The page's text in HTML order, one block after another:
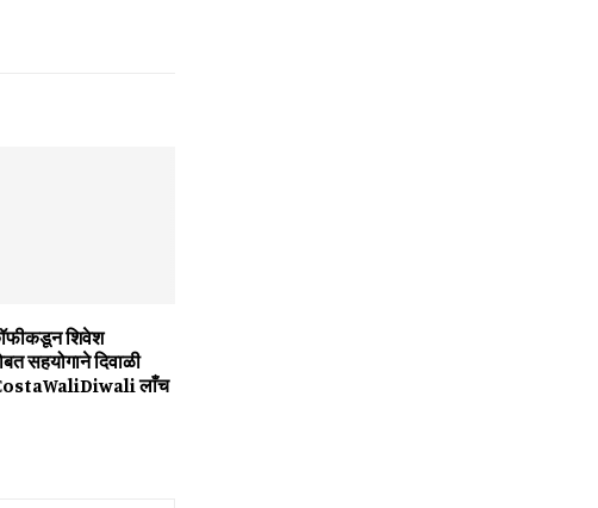
शिवेश
सहयोगाने दिवाळी
लाँच